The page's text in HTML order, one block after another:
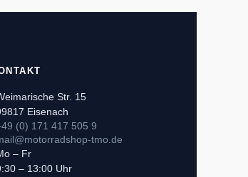
Str. 15
Eisenach
(0) 171 417 505 9
tmo.de
– Fr
– 13:00 Uhr